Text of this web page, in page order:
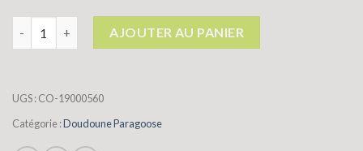
quantité de doudoune paragoose
AJOUTER AU PANIER
UGS :CO-19000560
Catégorie :Doudoune Paragoose